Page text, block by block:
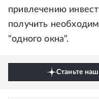
привлечению
получить
"одного окна".
Станьте